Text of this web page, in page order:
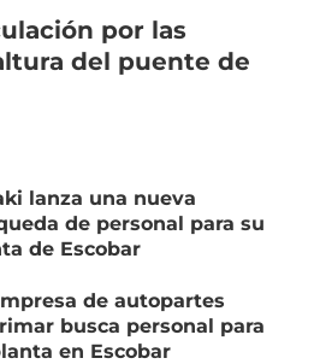
por las
del puente de
lanza una nueva
de personal para su
de Escobar
de autopartes
busca personal para
en Escobar